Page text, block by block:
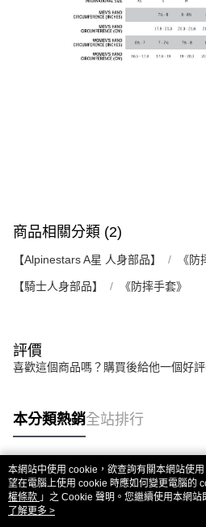
商品相關分類 (2)
【Alpinestars A星 人身部品】 《防
【騎士人身部品】 《防摔手套》
評價
喜歡這個商品嗎？購買後給他一個好
本分類熱銷全站排行
熱門標籤
本網站中使用 cookie，欲查詢有關本網站使
望在電腦上使用 cookie 時應如何變更電腦的
權條款 」之 Cookie 聲明。您繼續使用本網
用條款之 Cookie 聲明使用 cookie。
了解更多 >